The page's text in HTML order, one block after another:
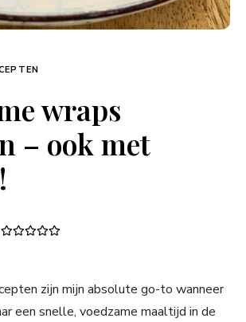
wraps
– ook met
zijn mijn absolute go-to wanneer
een snelle, voedzame maaltijd in de